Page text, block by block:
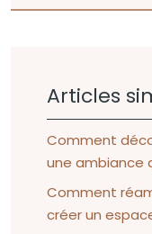
Articles
Comment
une ambiance
Comment
créer un